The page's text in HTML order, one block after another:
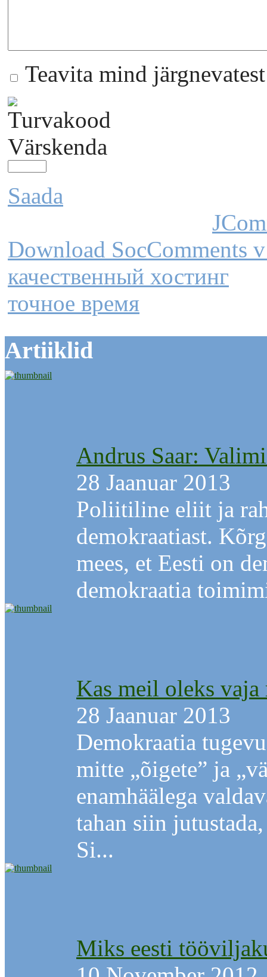
Teavita mind
Värskenda
Saada
Download SocComments
качественный хостинг
точное время
Artiiklid
Andrus Saar:
28 Jaanuar 2013
Poliitiline eliit ja
demokraatiast.
mees, et Eesti on
demokraatia
Kas meil oleks vaja
28 Jaanuar 2013
Demokraatia
mitte „õigete” ja
enamhäälega
tahan siin
Si...
Miks eesti